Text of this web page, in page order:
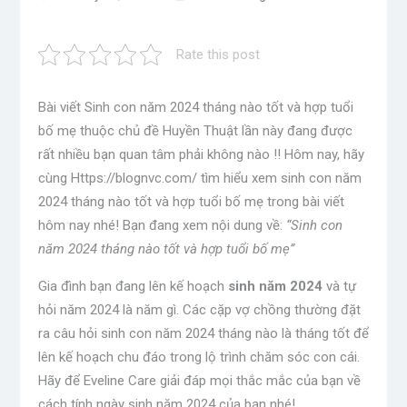
Rate this post
Bài viết Sinh con năm 2024 tháng nào tốt và hợp tuổi
bố mẹ thuộc chủ đề Huyền Thuật lần này đang được
rất nhiều bạn quan tâm phải không nào !! Hôm nay, hãy
cùng Https://blognvc.com/ tìm hiểu xem sinh con năm
2024 tháng nào tốt và hợp tuổi bố mẹ trong bài viết
hôm nay nhé! Bạn đang xem nội dung về: “Sinh con
năm 2024 tháng nào tốt và hợp tuổi bố mẹ”
Gia đình bạn đang lên kế hoạch sinh năm 2024và tự
hỏi năm 2024 là năm gì. Các cặp vợ chồng thường đặt
ra câu hỏi sinh con năm 2024 tháng nào là tháng tốt để
lên kế hoạch chu đáo trong lộ trình chăm sóc con cái.
Hãy để Eveline Care giải đáp mọi thắc mắc của bạn về